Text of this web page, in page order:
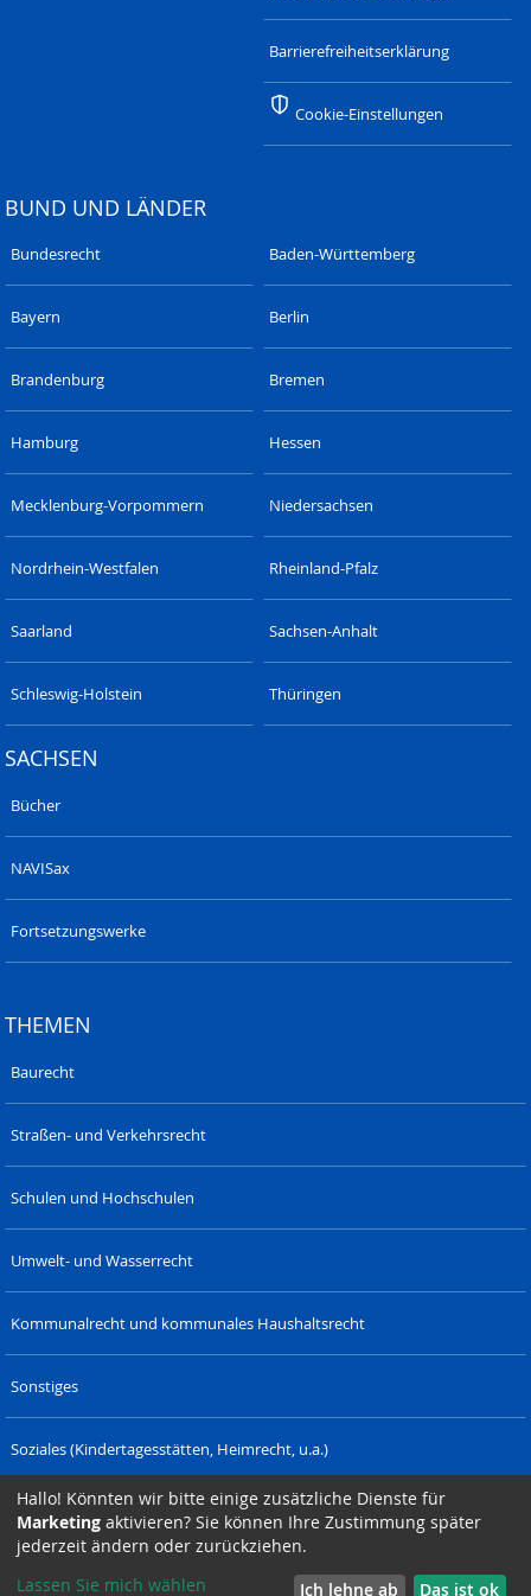
Barrierefreiheitserklärung
Cookie-Einstellungen
BUND UND LÄNDER
Bundesrecht Baden-Württemberg
Bayern Berlin
Brandenburg Bremen
Hamburg Hessen
Mecklenburg-Vorpommern Niedersachsen
Nordrhein-Westfalen Rheinland-Pfalz
Saarland Sachsen-Anhalt
Schleswig-Holstein Thüringen
SACHSEN
Bücher
NAVISax
Fortsetzungswerke
THEMEN
Baurecht
Straßen- und Verkehrsrecht
Schulen und Hochschulen
Umwelt- und Wasserrecht
Kommunalrecht und kommunales Haushaltsrecht
Sonstiges
Soziales (Kindertagesstätten, Heimrecht, u.a.)
Verwaltungsrecht (Polizeirecht u.a.)
Hallo! Könnten wir bitte einige zusätzliche Dienste für
Marketing aktivieren? Sie können Ihre Zustimmung später
jederzeit ändern oder zurückziehen.
Lassen Sie mich wählen
Ich lehne ab Das ist ok